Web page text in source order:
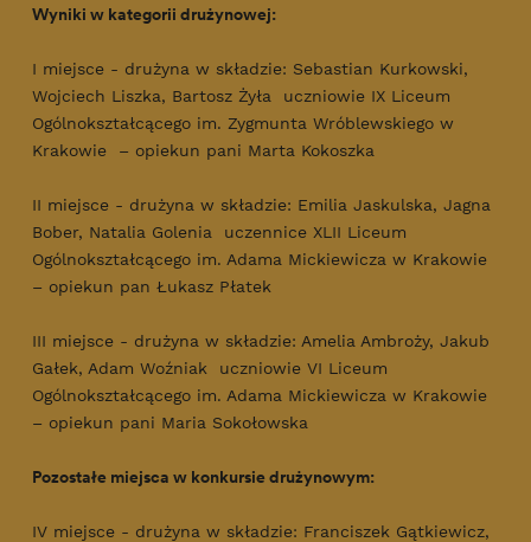
Wyniki w kategorii drużynowej:
I miejsce - drużyna w składzie: Sebastian Kurkowski,
Wojciech Liszka, Bartosz Żyła uczniowie IX Liceum
Ogólnokształcącego im. Zygmunta Wróblewskiego w
Krakowie – opiekun pani Marta Kokoszka
II miejsce - drużyna w składzie: Emilia Jaskulska, Jagna
Bober, Natalia Golenia uczennice XLII Liceum
Ogólnokształcącego im. Adama Mickiewicza w Krakowie
– opiekun pan Łukasz Płatek
III miejsce - drużyna w składzie: Amelia Ambroży, Jakub
Gałek, Adam Woźniak uczniowie VI Liceum
Ogólnokształcącego im. Adama Mickiewicza w Krakowie
– opiekun pani Maria Sokołowska
Pozostałe miejsca w konkursie drużynowym:
IV miejsce - drużyna w składzie: Franciszek Gątkiewicz,